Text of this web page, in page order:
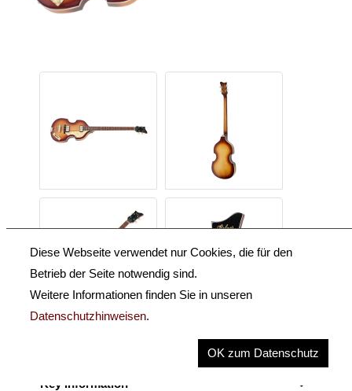
Key Information
Diese Webseite verwendet nur Cookies, die für den
Betrieb der Seite notwendig sind.
Weitere Informationen finden Sie in unseren
Datenschutzhinweisen.
OK zum Datenschutz